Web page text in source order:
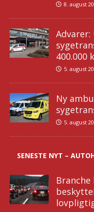
8. august
400.000
5. august
Ny
5. august
SENESTE NYT –